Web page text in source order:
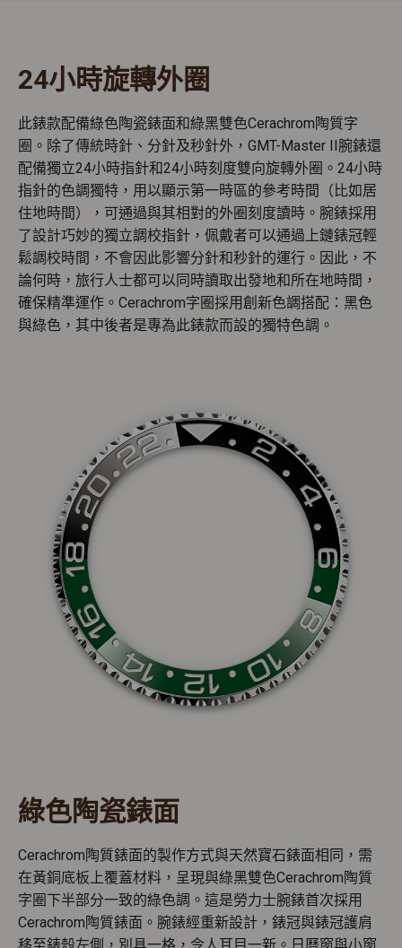
24小時旋轉外圈
此錶款配備綠色陶瓷錶面和綠黑雙色Cerachrom陶質字
圈。除了傳統時針、分針及秒針外，GMT-Master II腕錶還
配備獨立24小時指針和24小時刻度雙向旋轉外圈。24小時
指針的色調獨特，用以顯示第一時區的參考時間（比如居
住地時間），可通過與其相對的外圈刻度讀時。腕錶採用
了設計巧妙的獨立調校指針，佩戴者可以通過上鏈錶冠輕
鬆調校時間，不會因此影響分針和秒針的運行。因此，不
論何時，旅行人士都可以同時讀取出發地和所在地時間，
確保精準運作。Cerachrom字圈採用創新色調搭配：黑色
與綠色，其中後者是專為此錶款而設的獨特色調。
綠色陶瓷錶面
Cerachrom陶質錶面的製作方式與天然寶石錶面相同，需
在黃銅底板上覆蓋材料，呈現與綠黑雙色Cerachrom陶質
字圈下半部分一致的綠色調。這是勞力士腕錶首次採用
Cerachrom陶質錶面。腕錶經重新設計，錶冠與錶冠護肩